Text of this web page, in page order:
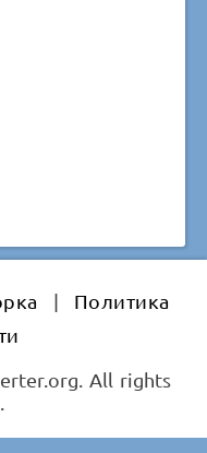
|
Политика
All rights